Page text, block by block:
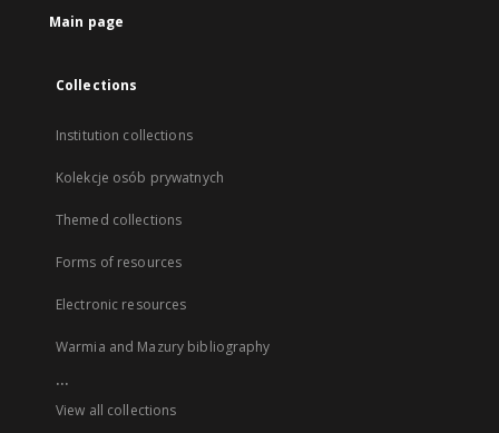
Main page
Collections
Institution collections
Kolekcje osób prywatnych
Themed collections
Forms of resources
Electronic resources
Warmia and Mazury bibliography
...
View all collections